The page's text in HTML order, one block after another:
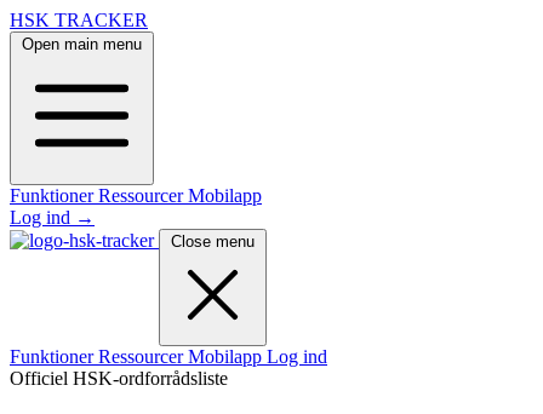
HSK TRACKER
Open main menu
FunktionerRessourcerMobilapp
Log ind →
Close menu
FunktionerRessourcerMobilapp Log ind
Officiel HSK-ordforrådsliste